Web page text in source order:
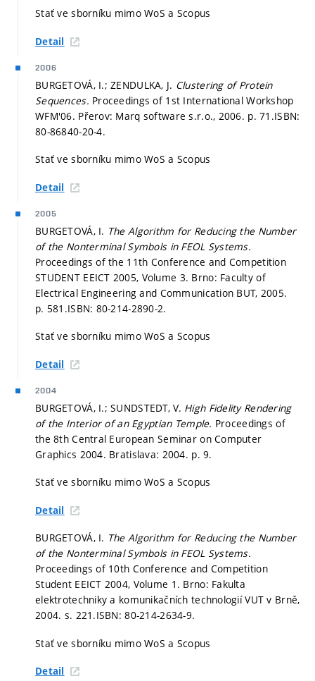
Stať ve sborníku mimo WoS a Scopus
Detail
2006
BURGETOVÁ, I.; ZENDULKA, J. Clustering of Protein
Sequences. Proceedings of 1st International Workshop
WFM'06. Přerov: Marq software s.r.o., 2006. p. 71.ISBN:
80-86840-20-4.
Stať ve sborníku mimo WoS a Scopus
Detail
2005
BURGETOVÁ, I. The Algorithm for Reducing the Number
of the Nonterminal Symbols in FEOL Systems.
Proceedings of the 11th Conference and Competition
STUDENT EEICT 2005, Volume 3. Brno: Faculty of
Electrical Engineering and Communication BUT, 2005.
p. 581.ISBN: 80-214-2890-2.
Stať ve sborníku mimo WoS a Scopus
Detail
2004
BURGETOVÁ, I.; SUNDSTEDT, V. High Fidelity Rendering
of the Interior of an Egyptian Temple. Proceedings of
the 8th Central European Seminar on Computer
Graphics 2004. Bratislava: 2004. p. 9.
Stať ve sborníku mimo WoS a Scopus
Detail
BURGETOVÁ, I. The Algorithm for Reducing the Number
of the Nonterminal Symbols in FEOL Systems.
Proceedings of 10th Conference and Competition
Student EEICT 2004, Volume 1. Brno: Fakulta
elektrotechniky a komunikačních technologií VUT v Brně,
2004. s. 221.ISBN: 80-214-2634-9.
Stať ve sborníku mimo WoS a Scopus
Detail